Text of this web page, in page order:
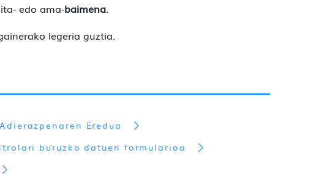
edo ama-baimena.
legeria guztia.
Eredua
buruzko datuen formularioa